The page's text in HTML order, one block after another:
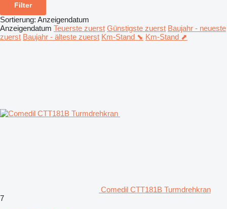
Filter
Sortierung: Anzeigendatum
Anzeigendatum Teuerste zuerst Günstigste zuerst Baujahr - neueste
zuerst Baujahr - älteste zuerst Km-Stand ⬊ Km-Stand ⬈
Comedil CTT181B Turmdrehkran
7